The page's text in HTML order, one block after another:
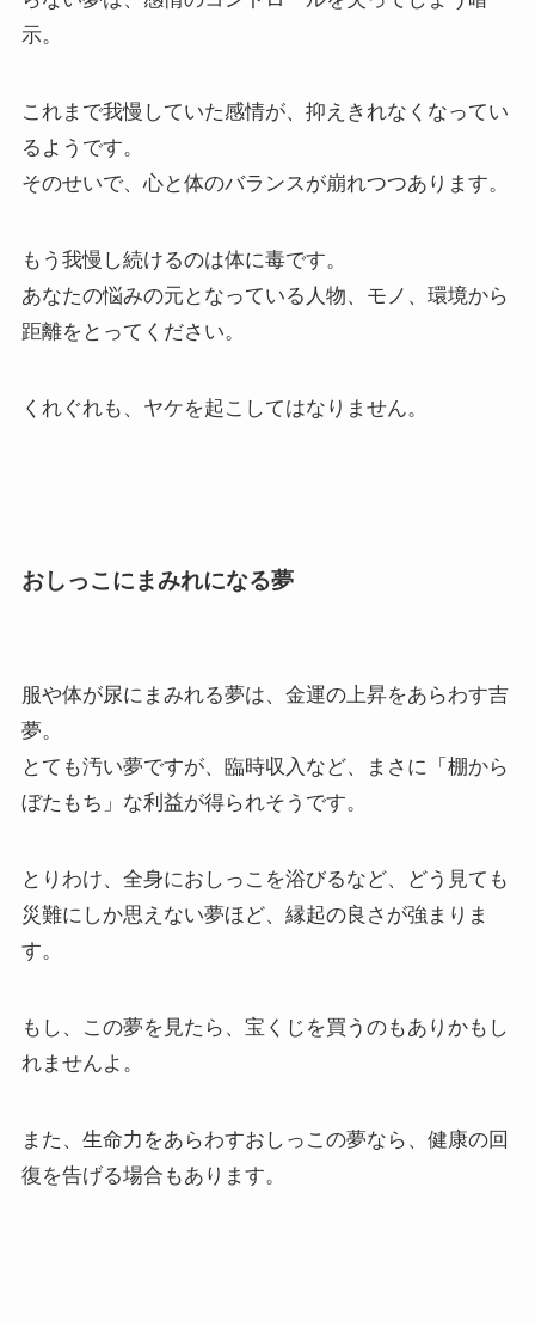
示。
これまで我慢していた感情が、抑えきれなくなってい
るようです。
そのせいで、心と体のバランスが崩れつつあります。
もう我慢し続けるのは体に毒です。
あなたの悩みの元となっている人物、モノ、環境から
距離をとってください。
くれぐれも、ヤケを起こしてはなりません。
おしっこにまみれになる夢
服や体が尿にまみれる夢は、金運の上昇をあらわす吉
夢。
とても汚い夢ですが、臨時収入など、まさに「棚から
ぼたもち」な利益が得られそうです。
とりわけ、全身におしっこを浴びるなど、どう見ても
災難にしか思えない夢ほど、縁起の良さが強まりま
す。
もし、この夢を見たら、宝くじを買うのもありかもし
れませんよ。
また、生命力をあらわすおしっこの夢なら、健康の回
復を告げる場合もあります。